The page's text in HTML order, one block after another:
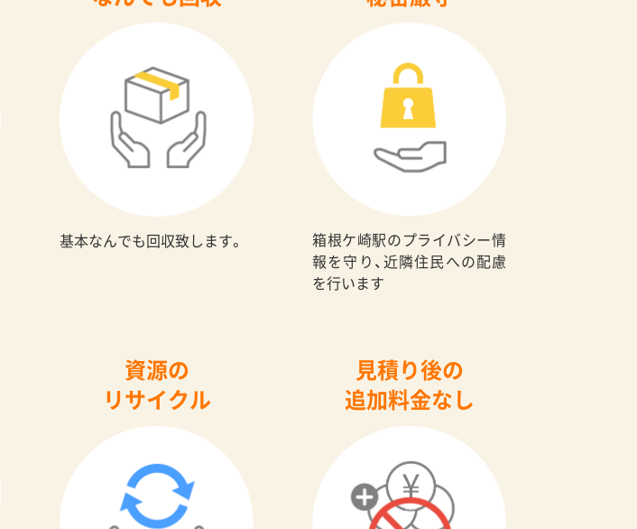
基本なんでも回収致します。
箱根ケ崎駅のプライバシー情
報を守り、近隣住民への配慮
を行います
資源の
リサイクル
見積り後の
追加料金なし